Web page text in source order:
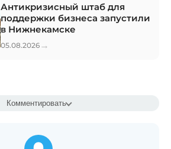
Антикризисный штаб для
поддержки бизнеса запустили
в Нижнекамске
05.08.2026 →
Комментировать